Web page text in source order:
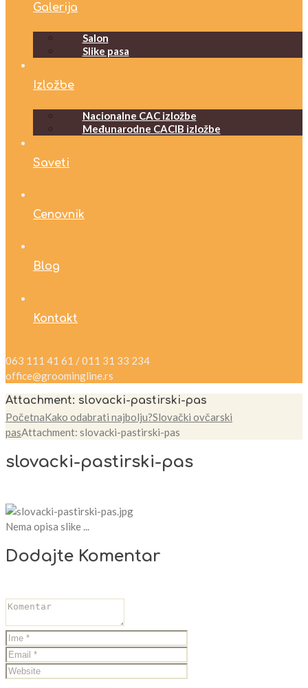
Galerija
Salon
Slike pasa
Izložbe
Nacionalne CAC izložbe
Međunarodne CACIB izložbe
Saveti
Cenovnik
Blog
Kontakt
063 111 41 61 / 011 31 33 234
office@groomingline.rs
Attachment: slovacki-pastirski-pas
PočetnaKako odabrati najbolju?Slovački ovčarski
pasAttachment: slovacki-pastirski-pas
slovacki-pastirski-pas
Nema opisa slike ...
Dodajte Komentar